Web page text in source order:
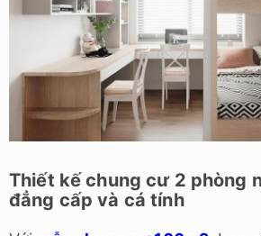
Thiết kế chung cư 2 phòng
đẳng cấp và cá tính